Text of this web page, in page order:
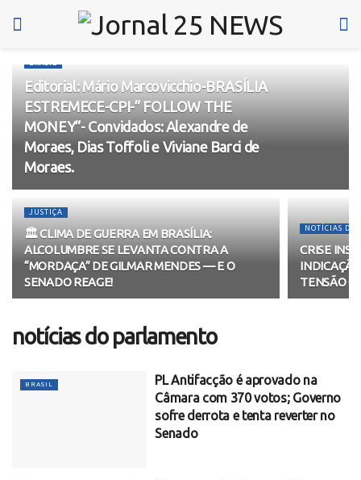
BRASIL
Editorial: Mário Marcovicchio-BRASÍLIA
ESTREMECE-CPI-” FOLLOW THE
MONEY”- Convidados: Alexandre de
Moraes, Dias Toffoli e Viviane Barci de
Moraes.
JUSTIÇA
🏛️ CLIMA DE GUERRA EM BRASÍLIA:
ALCOLUMBRE SE LEVANTA CONTRA A
“MORDAÇA” DE GILMAR MENDES — E O
SENADO REAGE!
NOTÍCIAS DO
CRISE
TENSÃO
notícias do parlamento
BRASIL
PL Antifacção é aprovado na
Câmara com 370 votos; Governo
sofre derrota e tenta reverter no
Senado